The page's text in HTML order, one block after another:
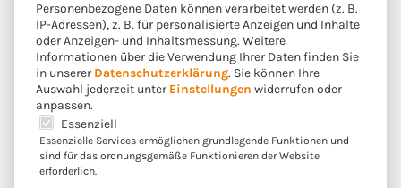
Branchen- und
Technologiekompetenz
gezielt einsetzen
Personenbezogene Daten können verarbeitet werden (z. B.
IP-Adressen), z. B. für personalisierte Anzeigen und Inhalte
oder Anzeigen- und Inhaltsmessung. Weitere
Informationen über die Verwendung Ihrer Daten finden Sie
in unserer Datenschutzerklärung. Sie können Ihre
Auswahl jederzeit unter Einstellungen widerrufen oder
anpassen.
Es folgt eine Liste der Service-Gruppen, für die eine
Essenziell
Essenzielle Services ermöglichen grundlegende Funktionen und
sind für das ordnungsgemäße Funktionieren der Website
erforderlich.